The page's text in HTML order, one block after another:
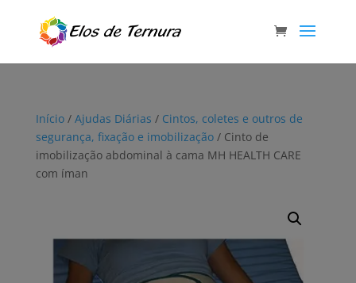
Início/ Ajudas Diárias / Cintos, coletes e outros de
segurança, fixação e imobilização/ Cinto de
imobilização abdominal à cama MH HEALTH CARE
com íman